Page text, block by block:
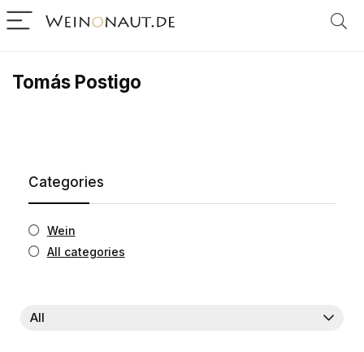
Tomás Postigo
Categories
Wein
All categories
All